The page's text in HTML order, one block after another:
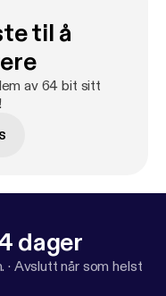
til å
av 64 bit sitt
dager
· Avslutt når som helst